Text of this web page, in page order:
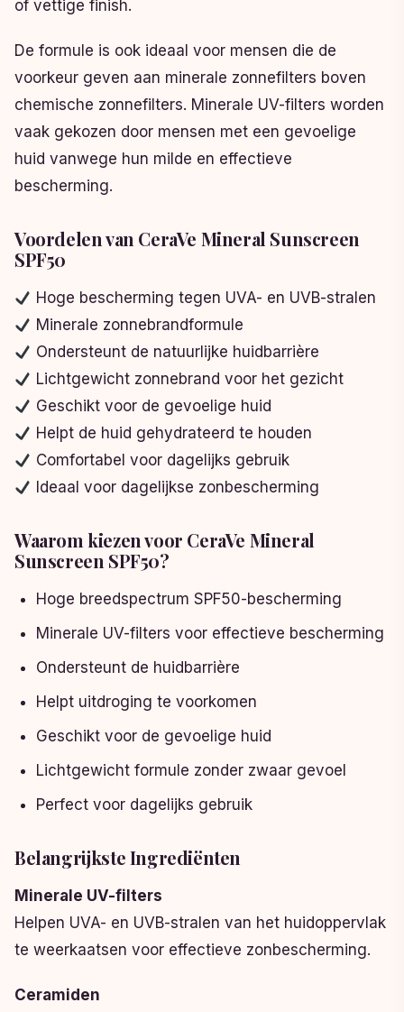
of vettige finish.
De formule is ook ideaal voor mensen die de
voorkeur geven aan minerale zonnefilters boven
chemische zonnefilters. Minerale UV-filters worden
vaak gekozen door mensen met een gevoelige
huid vanwege hun milde en effectieve
bescherming.
Voordelen van CeraVe Mineral Sunscreen
SPF50
Hoge bescherming tegen UVA- en UVB-stralen
Minerale zonnebrandformule
Ondersteunt de natuurlijke huidbarrière
Lichtgewicht zonnebrand voor het gezicht
Geschikt voor de gevoelige huid
Helpt de huid gehydrateerd te houden
Comfortabel voor dagelijks gebruik
Ideaal voor dagelijkse zonbescherming
Waarom kiezen voor CeraVe Mineral
Sunscreen SPF50?
Hoge breedspectrum SPF50-bescherming
Minerale UV-filters voor effectieve bescherming
Ondersteunt de huidbarrière
Helpt uitdroging te voorkomen
Geschikt voor de gevoelige huid
Lichtgewicht formule zonder zwaar gevoel
Perfect voor dagelijks gebruik
Belangrijkste Ingrediënten
Minerale UV-filters
Helpen UVA- en UVB-stralen van het huidoppervlak
te weerkaatsen voor effectieve zonbescherming.
Ceramiden